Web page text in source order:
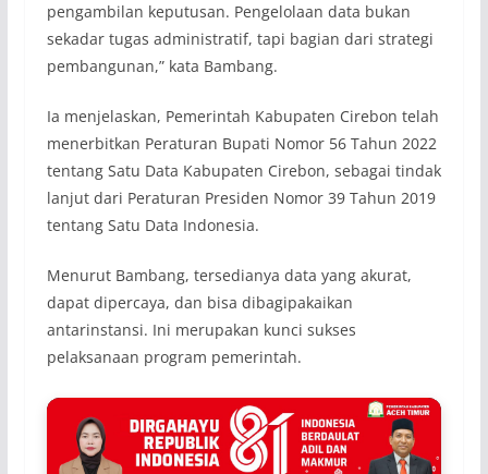
pengambilan keputusan. Pengelolaan data bukan
sekadar tugas administratif, tapi bagian dari strategi
pembangunan,” kata Bambang.
Ia menjelaskan, Pemerintah Kabupaten Cirebon telah
menerbitkan Peraturan Bupati Nomor 56 Tahun 2022
tentang Satu Data Kabupaten Cirebon, sebagai tindak
lanjut dari Peraturan Presiden Nomor 39 Tahun 2019
tentang Satu Data Indonesia.
Menurut Bambang, tersedianya data yang akurat,
dapat dipercaya, dan bisa dibagipakaikan
antarinstansi. Ini merupakan kunci sukses
pelaksanaan program pemerintah.